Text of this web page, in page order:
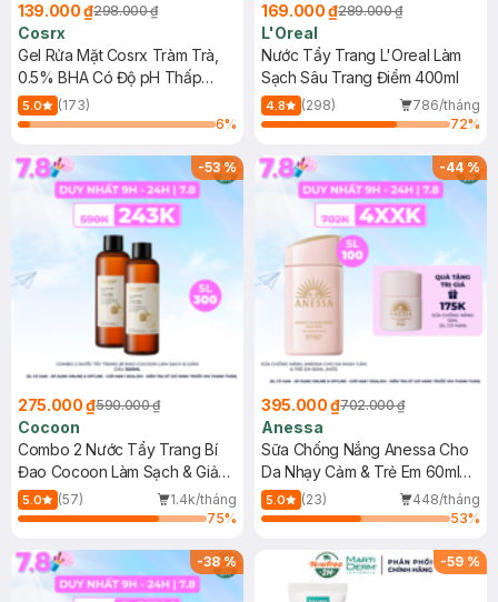
139.000 ₫298.000 ₫
Cosrx
Gel Rửa Mặt Cosrx Tràm Trà,
0.5% BHA Có Độ pH Thấp
150ml
5.0
(173)
6%
169.000 ₫289.000 ₫
L'Oreal
Nước Tẩy Trang L'Oreal Làm
Sạch Sâu Trang Điểm 400ml
4.8 (298)
786/tháng
72%
-53%
275.000 ₫590.000 ₫
Cocoon
Combo 2 Nước Tẩy Trang Bí
Đao Cocoon Làm Sạch & Giảm
Dầu 500ml
5.0 (57)
1.4k/tháng
75%
-44%
395.000 ₫702.000 ₫
Anessa
Sữa Chống Nắng Anessa Cho
Da Nhạy Cảm & Trẻ Em 60ml
(Mới)
5.0 (23)
448/tháng
53%
-38% -59 %